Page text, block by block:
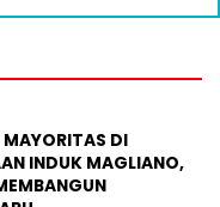
DI
INDUK MAGLIANO,